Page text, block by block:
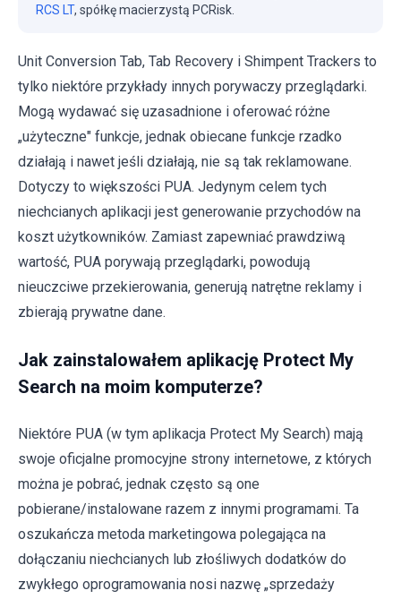
RCS LT, spółkę macierzystą PCRisk.
Unit Conversion Tab, Tab Recovery i Shimpent Trackers to
tylko niektóre przykłady innych porywaczy przeglądarki.
Mogą wydawać się uzasadnione i oferować różne
„użyteczne" funkcje, jednak obiecane funkcje rzadko
działają i nawet jeśli działają, nie są tak reklamowane.
Dotyczy to większości PUA. Jedynym celem tych
niechcianych aplikacji jest generowanie przychodów na
koszt użytkowników. Zamiast zapewniać prawdziwą
wartość, PUA porywają przeglądarki, powodują
nieuczciwe przekierowania, generują natrętne reklamy i
zbierają prywatne dane.
Jak zainstalowałem aplikację Protect My
Search na moim komputerze?
Niektóre PUA (w tym aplikacja Protect My Search) mają
swoje oficjalne promocyjne strony internetowe, z których
można je pobrać, jednak często są one
pobierane/instalowane razem z innymi programami. Ta
oszukańcza metoda marketingowa polegająca na
dołączaniu niechcianych lub złośliwych dodatków do
zwykłego oprogramowania nosi nazwę „sprzedaży